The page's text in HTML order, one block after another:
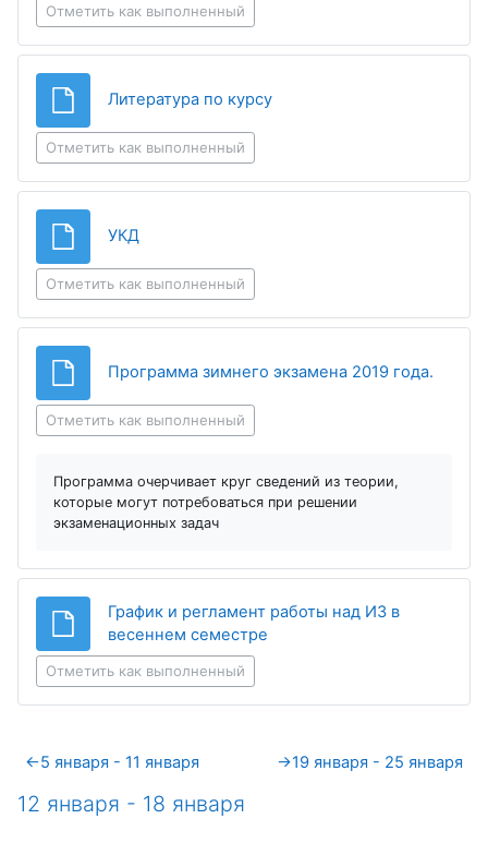
Отметить как выполненный
Литература по курсуФайл
Отметить как выполненный
УКД
Отметить как выполненный
Программа зимнего экзамена 2019 года.
Отметить как выполненный
Программа очерчивает круг сведений из теории,
которые могут потребоваться при решении
экзаменационных задач
График и регламент работы над ИЗ в
весеннем семестре
Отметить как выполненный
←5 января - 11 января →19 января - 25 января
12 января - 18 января